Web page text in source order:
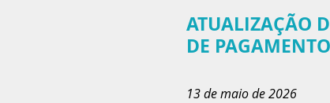
ATUALIZAÇÃO
DE
13 de maio de 2026